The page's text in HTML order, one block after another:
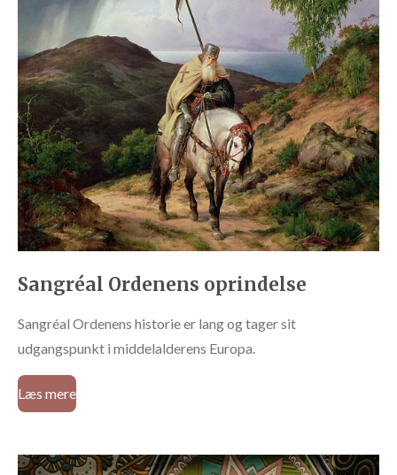
Sangréal Ordenens oprindelse
Sangréal Ordenens historie er lang og tager sit
udgangspunkt i middelalderens Europa.
Læs mere